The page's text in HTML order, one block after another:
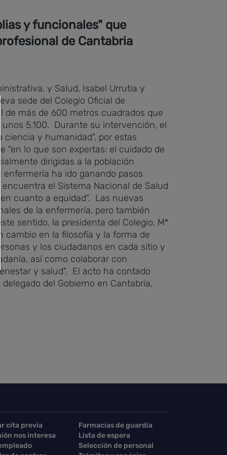
y funcionales" que
de Cantabria
y Salud, Isabel Urrutia y
sede del Colegio Oficial de
de más de 600 metros cuadrados que
5.100. Durante su intervención, el
y humanidad", por estas
"en lo que son expertas: el cuidado de
dirigidas a la población
ha ido ganando pasos
el Sistema Nacional de Salud
cuanto a equidad". Las nuevas
de la enfermería, pero también
sentido, la presidenta del Colegio, Mª
cambio en la filosofía y la forma de
y los ciudadanos en cada sitio y
así como colaborar con
y salud". El acto ha contado
del Gobierno en Cantabria,
cita previa
Farmacias de guardia
nos interesa
Lista de espera
Selección de personal